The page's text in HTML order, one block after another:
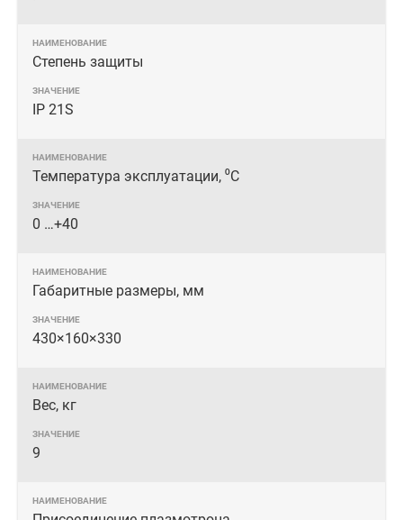
Степень защиты
IP 21S
Температура эксплуатации, ⁰С
0 …+40
Габаритные размеры, мм
430×160×330
Вес, кг
9